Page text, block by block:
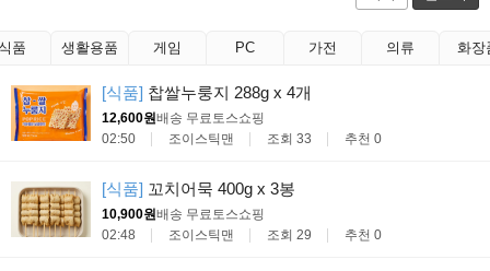
품 생활용품 게임 PC 가전 의류 화장
[식품] 찹쌀누룽지 288g x 4개
12,600원배송 무료토스쇼핑
02:50
조이스틱맨 조회 33 추천 0
[식품] 꼬치어묵 400g x 3봉
10,900원배송 무료토스쇼핑
02:48
조이스틱맨 조회 29 추천 0